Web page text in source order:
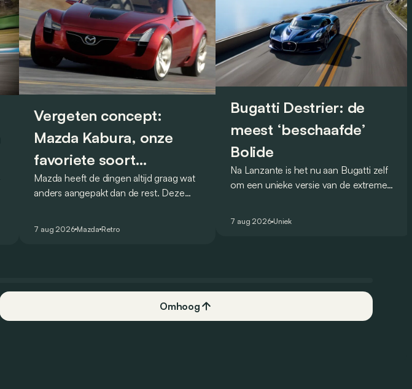
Vergeten concept:
Mazda Kabura, onze
favoriete soort
achterwielaandrijver
Mazda heeft de dingen altijd graag wat
anders aangepakt dan de rest. Deze
wijze.
7 aug 2026 Mazda Retro
Bugatti Destrier: de
meest ‘beschaafde’
Bolide
Na Lanzante is het nu aan Bugatti zelf
om een unieke versie van de extreme
openbare weg.
7 aug 2026 Uniek
Omhoog